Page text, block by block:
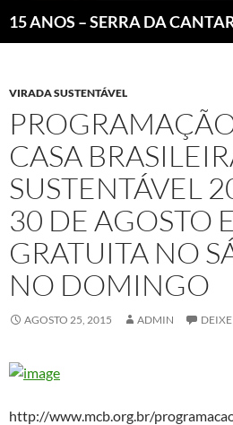
VIRADA SUSTENTÁVEL
CASA
SUSTENTÁVEL
30 DE AGOSTO
GRATUITA NO
NO DOMINGO
AGOSTO 25, 2015 ADMIN
http://www.mcb.org.br/